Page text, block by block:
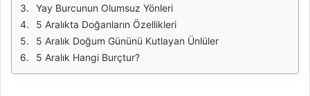
Yay Burcunun Olumsuz Yönleri
5 Aralıkta Doğanların Özellikleri
5 Aralık Doğum Gününü Kutlayan Ünlüler
5 Aralık Hangi Burçtur?